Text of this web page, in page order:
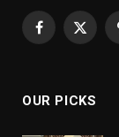
Facebook
X
OUR PICKS